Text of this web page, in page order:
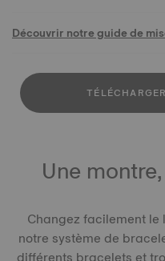
Découvrir notre guide de
Une
Changez facilement
notre système de